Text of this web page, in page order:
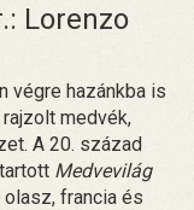
Lorenzo
végre hazánkba is
medvék,
A 20. század
Medvevilág
francia és